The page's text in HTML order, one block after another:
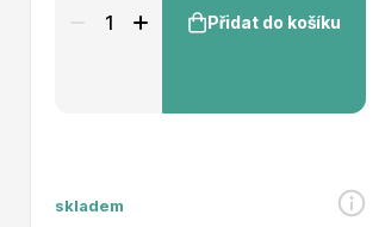
Přidat do košíku
skladem